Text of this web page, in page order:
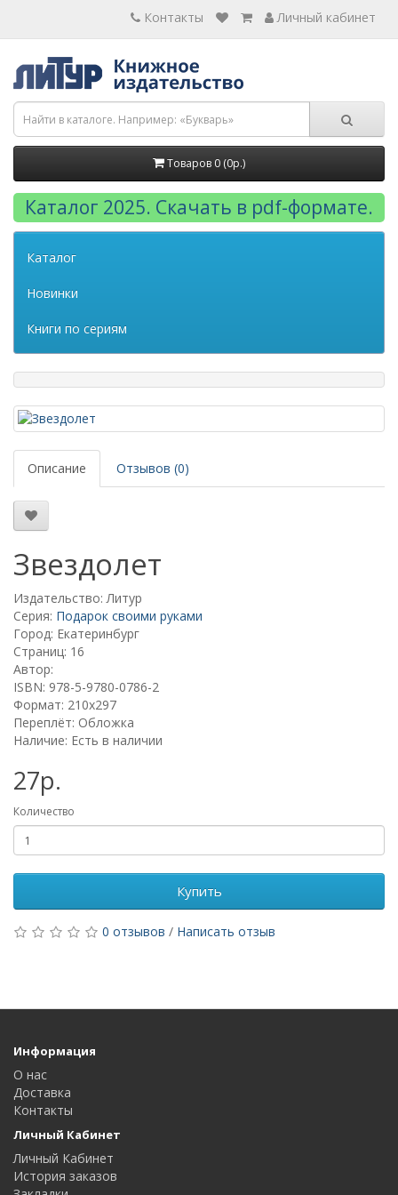
Контакты Личный кабинет
Товаров 0 (0р.)
Каталог 2025. Скачать в pdf-формате.
Каталог
Новинки
Книги по сериям
Описание Отзывов (0)
Звездолет
Издательство: Литур
Серия: Подарок своими руками
Город: Екатеринбург
Страниц: 16
Автор:
ISBN: 978-5-9780-0786-2
Формат: 210х297
Переплёт: Обложка
Наличие: Есть в наличии
27р.
Количество
Купить
0 отзывов / Написать отзыв
Информация
О нас
Доставка
Контакты
Личный Кабинет
Личный Кабинет
История заказов